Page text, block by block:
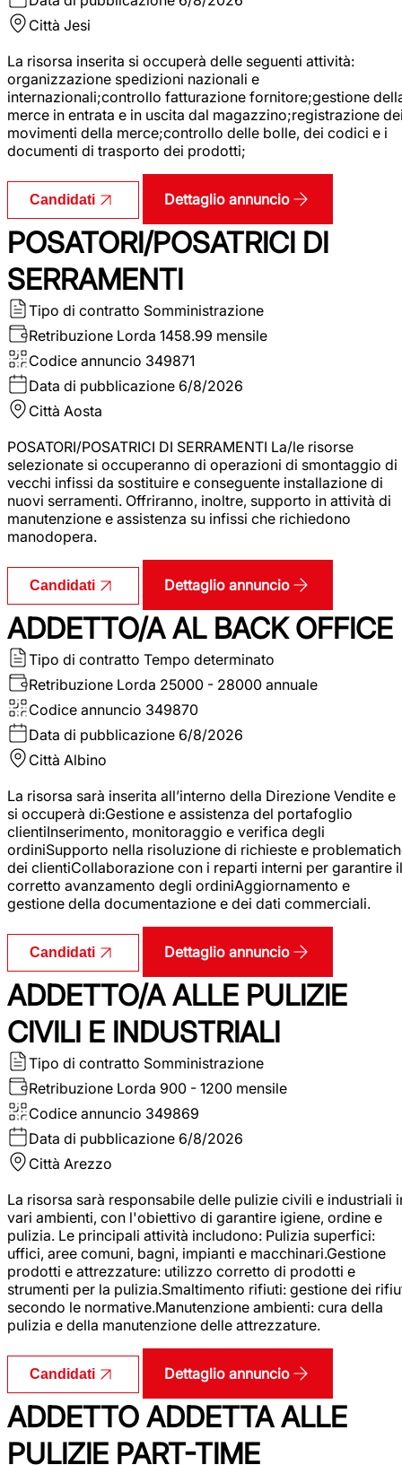
Città Jesi
La risorsa inserita si occuperà delle seguenti attività:
organizzazione spedizioni nazionali e
internazionali;controllo fatturazione fornitore;gestione
merce in entrata e in uscita dal magazzino;registrazione
movimenti della merce;controllo delle bolle, dei codici e i
documenti di trasporto dei prodotti;
Candidati Dettaglio annuncio
POSATORI/POSATRICI DI
SERRAMENTI
Tipo di contratto Somministrazione
Retribuzione Lorda 1458.99 mensile
Codice annuncio 349871
Data di pubblicazione 6/8/2026
Città Aosta
POSATORI/POSATRICI DI SERRAMENTI La/le risorse
selezionate si occuperanno di operazioni di smontaggio di
vecchi infissi da sostituire e conseguente installazione di
nuovi serramenti. Offriranno, inoltre, supporto in attività di
manutenzione e assistenza su infissi che richiedono
manodopera.
Candidati Dettaglio annuncio
ADDETTO/A AL BACK OFFICE
Tipo di contratto Tempo determinato
Retribuzione Lorda 25000 - 28000 annuale
Codice annuncio 349870
Data di pubblicazione 6/8/2026
Città Albino
La risorsa sarà inserita all’interno della Direzione Vendite e
si occuperà di:Gestione e assistenza del portafoglio
clientiInserimento, monitoraggio e verifica degli
ordiniSupporto nella risoluzione di richieste e
dei clientiCollaborazione con i reparti interni per garantire il
corretto avanzamento degli ordiniAggiornamento e
gestione della documentazione e dei dati commerciali.
Candidati Dettaglio annuncio
ADDETTO/A ALLE PULIZIE
CIVILI E INDUSTRIALI
Tipo di contratto Somministrazione
Retribuzione Lorda 900 - 1200 mensile
Codice annuncio 349869
Data di pubblicazione 6/8/2026
Città Arezzo
La risorsa sarà responsabile delle pulizie civili e industriali
vari ambienti, con l'obiettivo di garantire igiene, ordine e
pulizia. Le principali attività includono: Pulizia superfici:
uffici, aree comuni, bagni, impianti e macchinari.Gestione
prodotti e attrezzature: utilizzo corretto di prodotti e
strumenti per la pulizia.Smaltimento rifiuti: gestione dei
secondo le normative.Manutenzione ambienti: cura della
pulizia e della manutenzione delle attrezzature.
Candidati Dettaglio annuncio
ADDETTO ADDETTA ALLE
PULIZIE PART-TIME